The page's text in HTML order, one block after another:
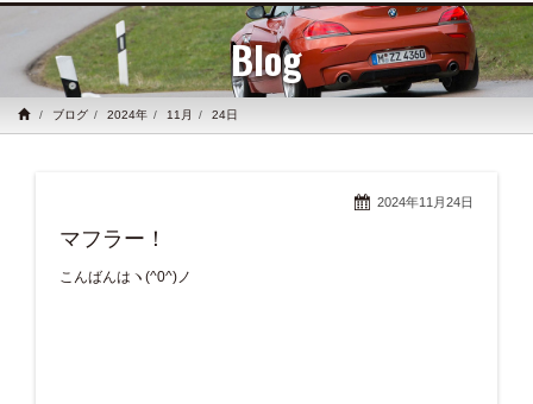
Blog
ブログ 2024年 11月 24日
2024年11月24日
マフラー！
こんばんはヽ(^0^)ノ